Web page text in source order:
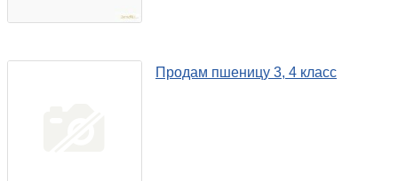
Продам пшеницу 3, 4 класс